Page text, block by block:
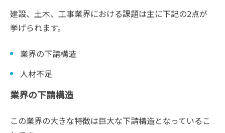
建設、土木、工事業界における課題は主に下記の2点が
挙げられます。
業界の下請構造
人材不足
業界の下請構造
この業界の大きな特徴は巨大な下請構造となっているこ